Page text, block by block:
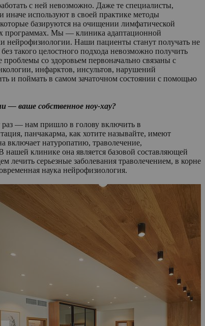
с ней невозможно. Даже те специалисты,
иначе используют в своей практике методы
базируются на очищении лимфатической
программах. Мы — клиника адаптационной
нейрофизиологии. Наши пациенты станут получать не
такого целостного подхода невозможно получить
со здоровьем первоначально связаны с
инфарктов, инсультов, нарушений
и поймать в самом зачаточном состоянии с помощью
— ваше собственное ноу-хау?
раз — нам пришло в голову включить в
панчакарма, как хотите называйте, имеют
включает натуропатию, траволечение,
клинике она является базовой составляющей
серьезные заболевания траволечением, в корне
наука нейрофизиология.